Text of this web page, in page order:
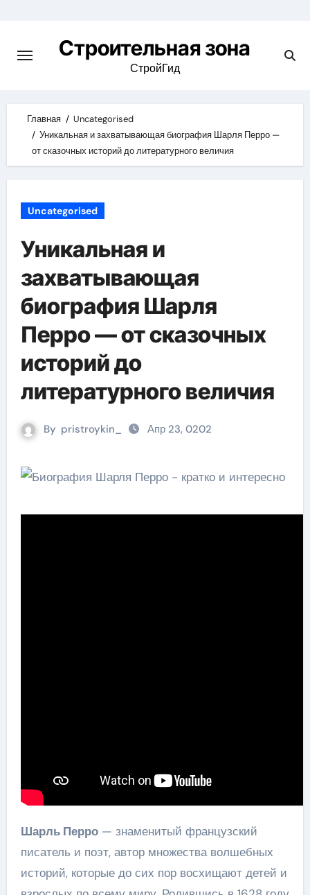
content
Строительная зона
СтройГид
Главная
Uncategorised
Уникальная и захватывающая биография Шарля Перро —
от сказочных историй до литературного величия
Uncategorised
Уникальная и
захватывающая
биография Шарля
Перро — от сказочных
историй до
литературного величия
By pristroykin_ Апр 23, 0202
Шарль Перро— знаменитый французский
писатель и поэт, автор множества волшебных
историй, которые до сих пор восхищают детей и